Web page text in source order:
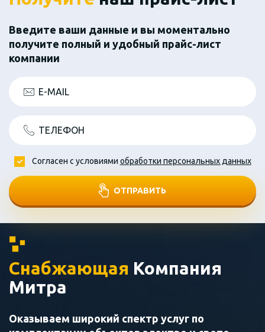
Введите ваши данные и вы моментально
получите полный и удобный прайс-лист
компании
E-MAIL
ТЕЛЕФОН
ОТПРАВИТЬ
Согласен с условиями обработки персональных данных
Снабжающая Компания
Митра
Оказываем широкий спектр услуг по